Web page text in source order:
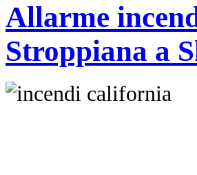
Allarme
Stroppiana a